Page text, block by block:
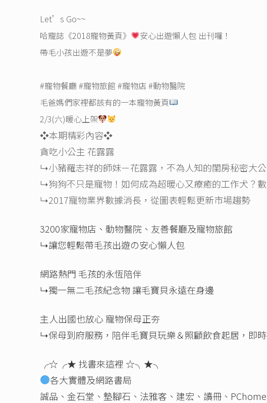
Let’s Go~~
哈寵誌《2018寵物黃頁》
安心出遊懶人包 出刊囉！
帶毛小孩出遊不是夢
#寵物餐廳#寵物旅館 #寵物店 #動物醫院
毛爸媽們家裡都該有的一本寵物黃頁
2/3(六)暖心上架
❖本期精彩內容❖
貪吃小公主 花露露
↳小豬羅志祥的師妹－花露露，不為人知的閨房秘密大
↳狗狗不只是寵物！如何成為超暖心又療癒的工作犬？
↳2017寵物業界數據消長，從圖表輕鬆更新市場趨勢
3200家寵物店、動物醫院、友善餐廳及寵物旅館
↳讓您輕鬆帶毛孩出遊の安心懶人包
網路熱門 毛孩的永恆陪伴
↳獨一無二毛孩紀念物 讓毛寶貝永遠在身邊
主人出國也放心 寵物保母正夯
↳保母到府服務，陪伴毛寶貝玩樂＆照顧飲食起居，即
╭☆╭★ 找書來這裡 ☆╮★╮
各大實體及網路書局
誠品、金石堂、墊腳石、法雅客、建宏、讀冊、PChom